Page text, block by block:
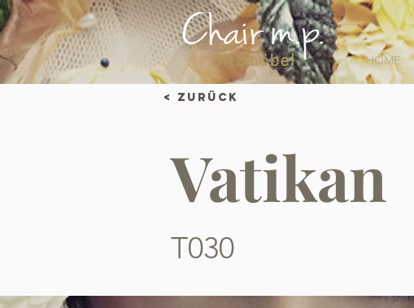
HOME
< Zurück
Vatikan
T030